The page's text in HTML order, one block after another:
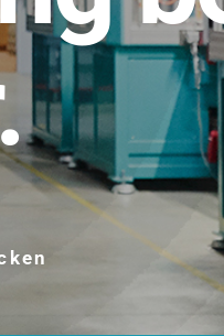
innovative Stecksystem
IP-geschützt und
Jetzt entdecken